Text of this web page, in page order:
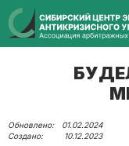
01.02.2024
10.12.2023